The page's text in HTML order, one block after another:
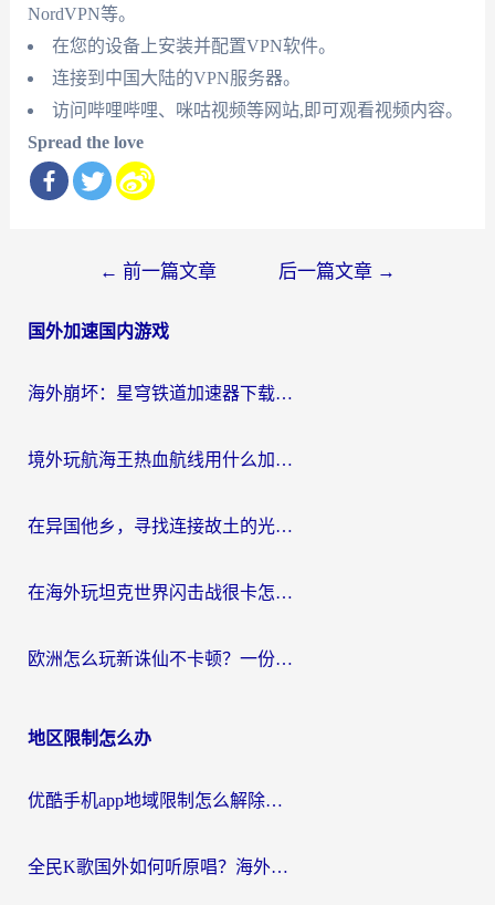
NordVPN等。
在您的设备上安装并配置VPN软件。
连接到中国大陆的VPN服务器。
访问哔哩哔哩、咪咕视频等网站,即可观看视频内容。
Spread the love
导
← 前一篇文章 后一篇文章 →
国外加速国内游戏
海外崩坏：星穹铁道加速器下载安装：一份给游子的终极网络指南
境外玩航海王热血航线用什么加速器？2026海外玩家实测最优方案（附欧洲问道堡垒前线加速技巧）
在异国他乡，寻找连接故土的光明大陆免费加速器
在海外玩坦克世界闪击战很卡怎么办？老玩家亲测有效的加速器选择指南
欧洲怎么玩新诛仙不卡顿？一份给海外游子的国服游戏畅玩指南
地区限制怎么办
优酷手机app地域限制怎么解除？海外党亲测有效的追剧方案
全民K歌国外如何听原唱？海外党亲测有效的回国加速器选择指南